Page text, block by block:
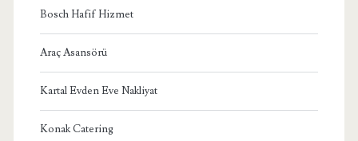
Bosch Hafif Hizmet
Araç Asansörü
Kartal Evden Eve Nakliyat
Konak Catering